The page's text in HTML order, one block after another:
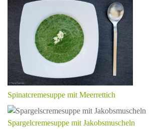
Spinatcremesuppe mit Meerrettich
Spargelcremesuppe mit Jakobsmuscheln